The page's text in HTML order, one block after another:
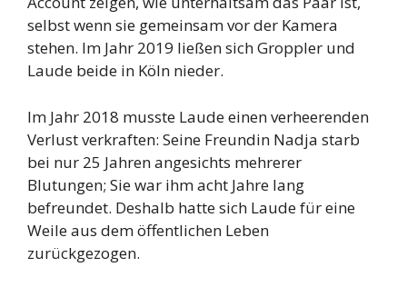
selbst wenn sie gemeinsam vor der Kamera
stehen. Im Jahr 2019 ließen sich Groppler und
Laude beide in Köln nieder.
Im Jahr 2018 musste Laude einen verheerenden
Verlust verkraften: Seine Freundin Nadja starb
bei nur 25 Jahren angesichts mehrerer
Blutungen; Sie war ihm acht Jahre lang
befreundet. Deshalb hatte sich Laude für eine
Weile aus dem öffentlichen Leben
zurückgezogen.